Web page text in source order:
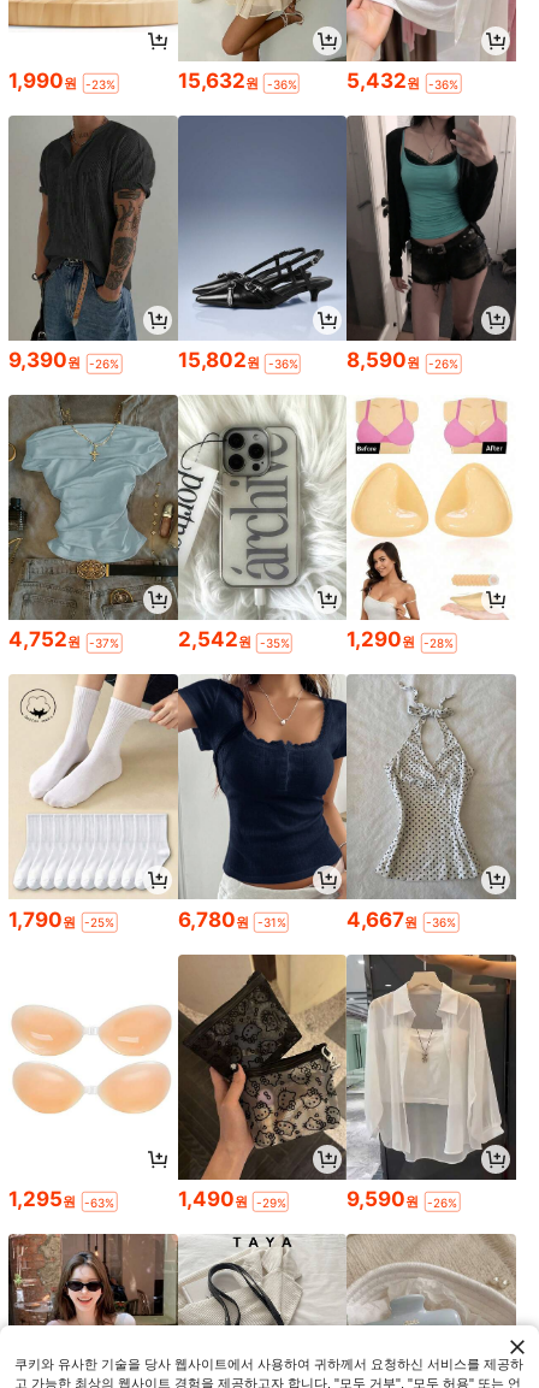
1,990원 -23% 15,632원 -36% 5,432원 -36%
9,390원 -26% 15,802원 -36% 8,590원 -26%
4,752원 -37% 2,542원 -35% 1,290원 -28%
1,790원 -25% 6,780원 -31% 4,667원 -36%
1,295원 -63% 1,490원 -29% 9,590원 -26%
쿠키와 유사한 기술을 당사 웹사이트에서 사용하여 귀하께서 요청하신 서비스를 제공하
고 가능한 최상의 웹사이트 경험을 제공하고자 합니다. "모두 거부", "모두 허용" 또는 언